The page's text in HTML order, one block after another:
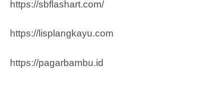
https://sbflashart.com/
https://lisplangkayu.com
https://pagarbambu.id